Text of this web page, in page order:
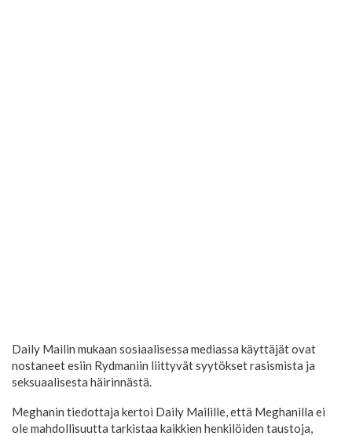
Daily Mailin mukaan sosiaalisessa mediassa käyttäjät ovat
nostaneet esiin Rydmaniin liittyvät syytökset rasismista ja
seksuaalisesta häirinnästä.
Meghanin tiedottaja kertoi Daily Mailille, että Meghanilla ei
ole mahdollisuutta tarkistaa kaikkien henkilöiden taustoja,